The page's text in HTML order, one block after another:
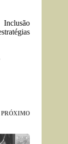
PRÓXIMO